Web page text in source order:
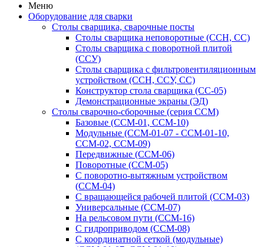
Меню
Оборудование для сварки
Столы сварщика, сварочные посты
Столы сварщика неповоротные (ССН, СС)
Столы сварщика с поворотной плитой
(ССУ)
Столы сварщика с фильтровентиляционным
устройством (ССН, ССУ, СС)
Конструктор стола сварщика (СС-05)
Демонстрационные экраны (ЭД)
Столы сварочно-сборочные (серия ССМ)
Базовые (ССМ-01, ССМ-10)
Модульные (ССМ-01-07 - ССМ-01-10,
ССМ-02, ССМ-09)
Передвижные (ССМ-06)
Поворотные (ССМ-05)
С поворотно-вытяжным устройством
(ССМ-04)
С вращающейся рабочей плитой (ССМ-03)
Универсальные (ССМ-07)
На рельсовом пути (ССМ-16)
С гидроприводом (ССМ-08)
С координатной сеткой (модульные)